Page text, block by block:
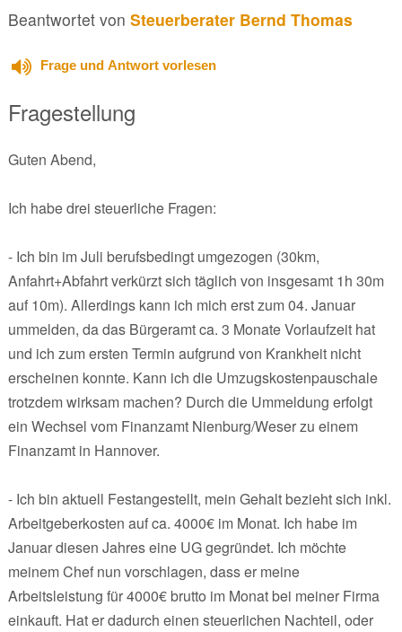
Beantwortet von Steuerberater Bernd Thomas
Frage und Antwort vorlesen
Fragestellung
Guten Abend,
Ich habe drei steuerliche Fragen:
- Ich bin im Juli berufsbedingt umgezogen (30km,
Anfahrt+Abfahrt verkürzt sich täglich von insgesamt 1h 30m
auf 10m). Allerdings kann ich mich erst zum 04. Januar
ummelden, da das Bürgeramt ca. 3 Monate Vorlaufzeit hat
und ich zum ersten Termin aufgrund von Krankheit nicht
erscheinen konnte. Kann ich die Umzugskostenpauschale
trotzdem wirksam machen? Durch die Ummeldung erfolgt
ein Wechsel vom Finanzamt Nienburg/Weser zu einem
Finanzamt in Hannover.
- Ich bin aktuell Festangestellt, mein Gehalt bezieht sich inkl.
Arbeitgeberkosten auf ca. 4000€ im Monat. Ich habe im
Januar diesen Jahres eine UG gegründet. Ich möchte
meinem Chef nun vorschlagen, dass er meine
Arbeitsleistung für 4000€ brutto im Monat bei meiner Firma
einkauft. Hat er dadurch einen steuerlichen Nachteil, oder